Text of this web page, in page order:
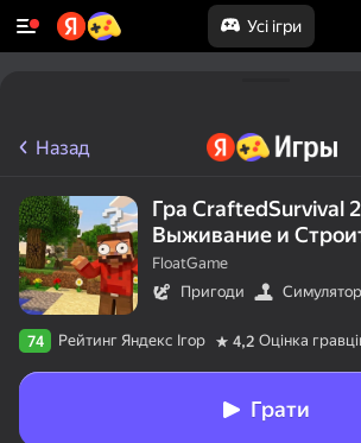
Усі ігри
Назад
Гра CraftedSurvival
Выживание и
FloatGame
Пригоди
74 Рейтинг Яндекс Ігор 4,2 Оцінка
Грати